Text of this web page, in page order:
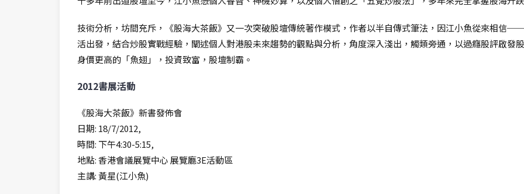
技術分析，坊間充斥，《股海大茶飯》又一次突破股壇傳統著作模式，作者以半自傳式筆法，因江小魚從來相信
活出發，結合炒股實戰經驗，闡述個人對港股未來趨勢的觀點與分析，角度深入淺出，觸類旁通，以過癮股評啟發
身價更高的「魚翅」，投資致富，股壇制霸。
2012書展活動
《股海大茶飯》新書發佈會
日期: 18/7/2012,
時間: 下午4:30-5:15,
地點: 香港會議展覽中心 展覽廳3E活動區
主講: 黃星(江小魚)